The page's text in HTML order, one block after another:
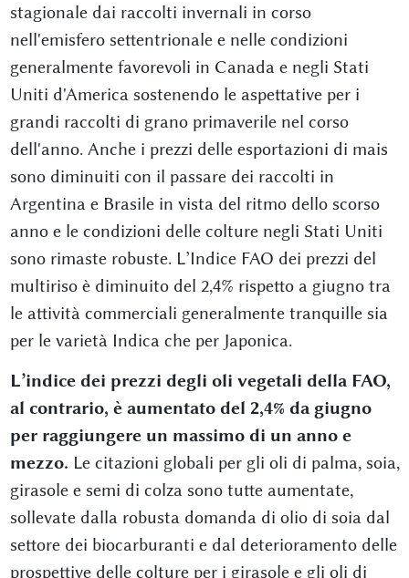
stagionale dai raccolti invernali in corso
nell'emisfero settentrionale e nelle condizioni
generalmente favorevoli in Canada e negli Stati
Uniti d'America sostenendo le aspettative per i
grandi raccolti di grano primaverile nel corso
dell'anno. Anche i prezzi delle esportazioni di mais
sono diminuiti con il passare dei raccolti in
Argentina e Brasile in vista del ritmo dello scorso
anno e le condizioni delle colture negli Stati Uniti
sono rimaste robuste. L’Indice FAO dei prezzi del
multiriso è diminuito del 2,4% rispetto a giugno tra
le attività commerciali generalmente tranquille sia
per le varietà Indica che per Japonica.
L’indice dei prezzi degli oli vegetali della FAO,
al contrario, è aumentato del 2,4% da giugno
per raggiungere un massimo di un anno e
mezzo. Le citazioni globali per gli oli di palma, soia,
girasole e semi di colza sono tutte aumentate,
sollevate dalla robusta domanda di olio di soia dal
settore dei biocarburanti e dal deterioramento delle
prospettive delle colture per i girasole e gli oli di